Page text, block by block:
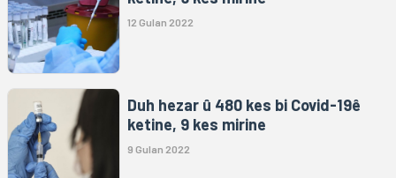
12 Gulan 2022
Duh hezar û 480 kes bi Covid-19ê
ketine, 9 kes mirine
9 Gulan 2022